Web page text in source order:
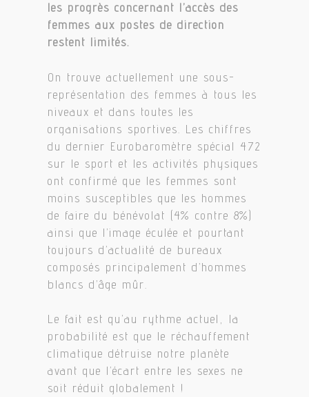
les progrès concernant l’accès des
femmes aux postes de direction
restent limités.
On trouve actuellement une sous-
représentation des femmes à tous les
niveaux et dans toutes les
organisations sportives. Les chiffres
du dernier Eurobaromètre spécial 472
sur le sport et les activités physiques
ont confirmé que les femmes sont
moins susceptibles que les hommes
de faire du bénévolat (4% contre 8%)
ainsi que l’image éculée et pourtant
toujours d’actualité de bureaux
composés principalement d’hommes
blancs d’âge mûr.
Le fait est qu’au rythme actuel, la
probabilité est que le réchauffement
climatique détruise notre planète
avant que l’écart entre les sexes ne
soit réduit globalement !